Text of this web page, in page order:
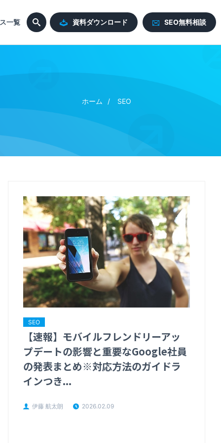
一覧 資料ダウンロード SEO無料相談
ホーム SEO
SEO
【速報】モバイルフレンドリーアッ
プデートの影響と重要なGoogle社員
の発表まとめ※対応方法のガイドラ
インつき...
伊藤 航太朗 2026.02.09